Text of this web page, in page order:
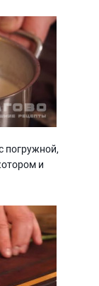
погружной,
и